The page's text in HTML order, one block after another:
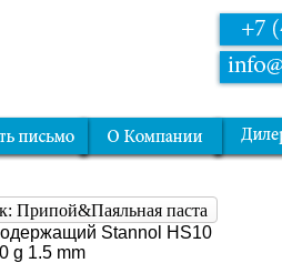
Припой&Паяльная паста
Stannol HS10
g 1.5 mm